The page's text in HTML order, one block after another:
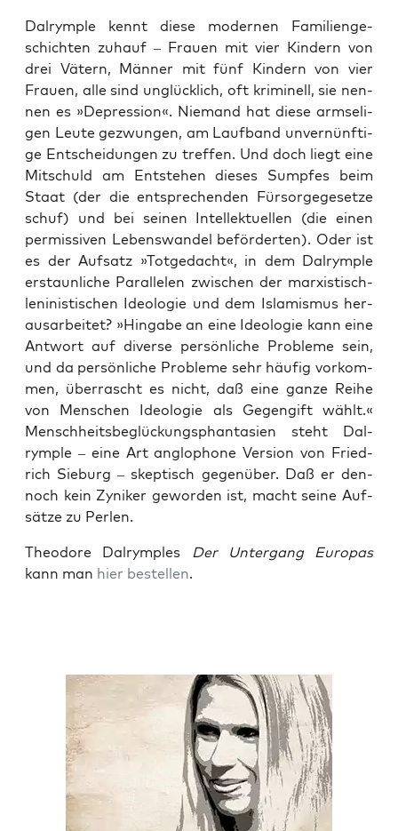
Dal­rym­p­le kennt die­se moder­nen Fami­li­en­ge­
schich­ten zuhauf – Frau­en mit vier Kin­dern von
drei Vätern, Män­ner mit fünf Kin­dern von vier
Frau­en, alle sind unglück­lich, oft kri­mi­nell, sie nen­
nen es »Depres­si­on«. Nie­mand hat die­se arm­se­li­
gen Leu­te gezwun­gen, am Lauf­band unver­nünf­ti­
ge Ent­schei­dun­gen zu tref­fen. Und doch liegt eine
Mit­schuld am Ent­ste­hen die­ses Sump­fes beim
Staat (der die ent­spre­chen­den Für­sor­ge­ge­set­ze
schuf) und bei sei­nen Intel­lek­tu­el­len (die einen
per­mis­si­ven Lebens­wan­del beför­der­ten). Oder ist
es der Auf­satz »Tot­ge­dacht«, in dem Dal­rym­p­le
erstaun­li­che Par­al­le­len zwi­schen der mar­xis­tisch-
leni­nis­ti­schen Ideo­lo­gie und dem Isla­mis­mus her­
aus­ar­bei­tet? »Hin­ga­be an eine Ideo­lo­gie kann eine
Ant­wort auf diver­se per­sön­li­che Pro­ble­me sein,
und da per­sön­li­che Pro­ble­me sehr häu­fig vor­kom­
men, über­rascht es nicht, daß eine gan­ze Rei­he
von Men­schen Ideo­lo­gie als Gegen­gift wählt.«
Mensch­heits­be­glü­ckungs­phan­ta­sien steht Dal­
rym­p­le – eine Art anglo­pho­ne Ver­si­on von Fried­
rich Sieburg – skep­tisch gegen­über. Daß er den­
noch kein Zyni­ker gewor­den ist, macht sei­ne Auf­
sät­ze zu Perlen.
Theo­do­re Dal­rymp­les Der Unter­gang Euro­pas
kann man hier bestel­len.